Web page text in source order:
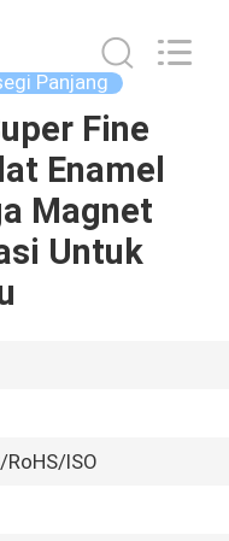
Panjang
Fine
Enamel
Magnet
Untuk
ISO